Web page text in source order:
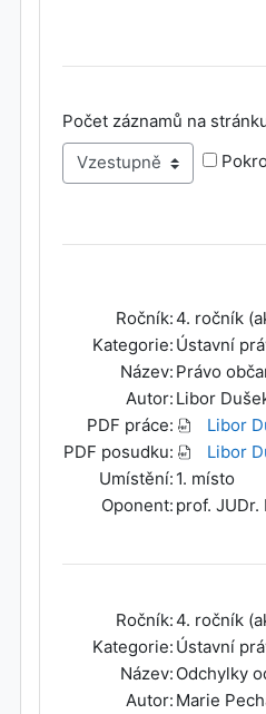
Počet záznamů na
Ročník:4. ročník
Kategorie: Ústavní
Název: Právo
Autor: Libor
PDF práce:
Libor
PDF posudku:
Libor
Umístění: 1. místo
Oponent: prof. JUDr.
Ročník:4. ročník
Kategorie: Ústavní
Název: Odchylky
Autor: Marie